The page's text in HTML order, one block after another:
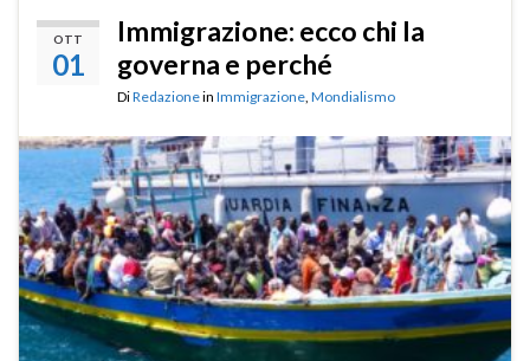
OTT
01
Immigrazione: ecco chi la
governa e perché
DiRedazionein Immigrazione, Mondialismo